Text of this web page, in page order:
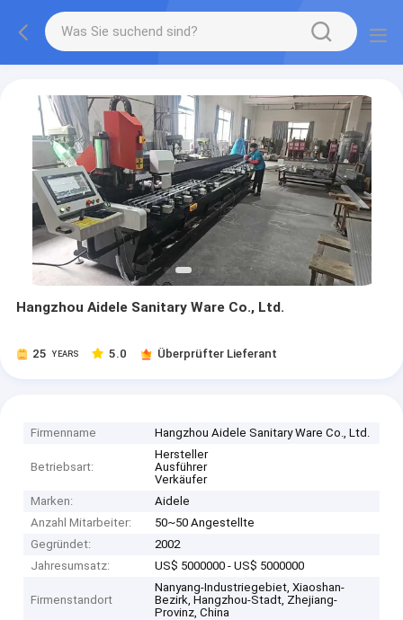
Hangzhou Aidele Sanitary Ware Co., Ltd.
25 YEARS 5.0 Überprüfter Lieferant
Firmenname Hangzhou Aidele Sanitary Ware Co., Ltd.
Betriebsart:
Hersteller
Ausführer
Verkäufer
Marken:
Aidele
Anzahl Mitarbeiter:
50~50 Angestellte
Gegründet:
2002
Jahresumsatz:
US$ 5000000 - US$ 5000000
Firmenstandort
Nanyang-Industriegebiet, Xiaoshan-
Bezirk, Hangzhou-Stadt, Zhejiang-
Provinz, China